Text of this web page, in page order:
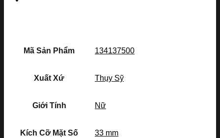
Mã Sản Phẩm 134137500
Xuất Xứ Thụy Sỹ
Giới Tính Nữ
Kích Cỡ Mặt Số 33 mm